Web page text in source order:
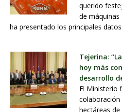
querido
de máquinas
ha presentado los principales
Tejerina:
hoy más
desarrollo
El Ministerio
colaboración
hectáreas